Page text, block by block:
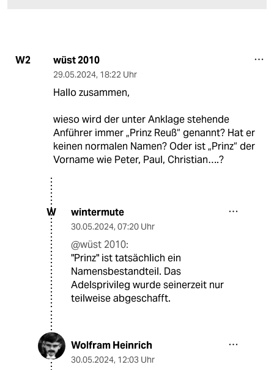
W2 wüst 2010
29.05.2024, 18:22 Uhr
Hallo zusammen,
wieso wird der unter Anklage stehende
Anführer immer „Prinz Reuß“ genannt? Hat er
keinen normalen Namen? Oder ist „Prinz“ der
Vorname wie Peter, Paul, Christian….?
W wintermute
30.05.2024, 07:20 Uhr
@wüst 2010:
"Prinz" ist tatsächlich ein
Namensbestandteil. Das
Adelsprivileg wurde seinerzeit nur
teilweise abgeschafft.
Wolfram Heinrich
30.05.2024, 12:03 Uhr